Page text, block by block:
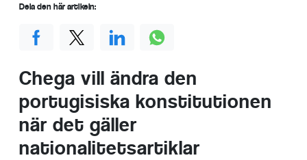
Chega vill ändra den
portugisiska konstitutionen
när det gäller
nationalitetsartiklar
Dela den här artikeln: